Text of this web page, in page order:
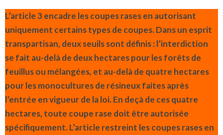
L’article 3 encadre les coupes rases en autorisant
uniquement certains types de coupes. Dans un esprit
transpartisan, deux seuils sont définis : l’interdiction
se fait au-delà de deux hectares pour les forêts de
feuillus ou mélangées, et au-delà de quatre hectares
pour les monocultures de résineux faites après
l’entrée en vigueur de la loi. En deçà de ces quatre
hectares, toute coupe rase doit être autorisée
spécifiquement. L’article restreint les coupes rases en